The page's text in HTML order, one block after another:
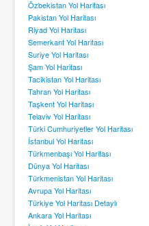
Özbekistan Yol Haritası
Pakistan Yol Haritası
Riyad Yol Haritası
Semerkant Yol Haritası
Suriye Yol Haritası
Şam Yol Haritası
Tacikistan Yol Haritası
Tahran Yol Haritası
Taşkent Yol Haritası
Telaviv Yol Haritası
Türki Cumhuriyetler Yol Haritası
İstanbul Yol Haritası
Türkmenbaşı Yol Haritası
Dünya Yol Haritası
Türkmenistan Yol Haritası
Avrupa Yol Haritası
Türkiye Yol Haritası Detaylı
Ankara Yol Haritası